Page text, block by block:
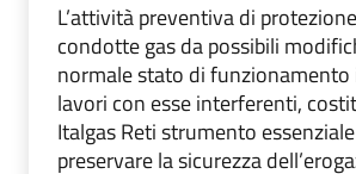
L’attività preventiva di
condotte gas da possibili
normale stato di
lavori con esse interferenti,
Italgas Reti strumento
preservare la sicurezza